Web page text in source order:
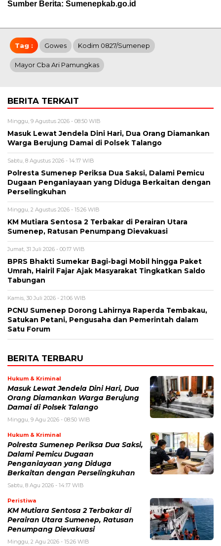
Sumber Berita: Sumenepkab.go.id
Tag : Gowes Kodim 0827/Sumenep
Mayor Cba Ari Pamungkas
BERITA TERKAIT
Minggu, 9 Agustus 2026 - 08:50 WIB
Masuk Lewat Jendela Dini Hari, Dua Orang Diamankan
Warga Berujung Damai di Polsek Talango
Sabtu, 8 Agustus 2026 - 14:17 WIB
Polresta Sumenep Periksa Dua Saksi, Dalami Pemicu
Dugaan Penganiayaan yang Diduga Berkaitan dengan
Perselingkuhan
Minggu, 2 Agustus 2026 - 15:26 WIB
KM Mutiara Sentosa 2 Terbakar di Perairan Utara
Sumenep, Ratusan Penumpang Dievakuasi
Jumat, 31 Juli 2026 - 00:17 WIB
BPRS Bhakti Sumekar Bagi-bagi Mobil hingga Paket
Umrah, Hairil Fajar Ajak Masyarakat Tingkatkan Saldo
Tabungan
Kamis, 30 Juli 2026 - 21:06 WIB
PCNU Sumenep Dorong Lahirnya Raperda Tembakau,
Satukan Petani, Pengusaha dan Pemerintah dalam
Satu Forum
BERITA TERBARU
Hukum & Kriminal
Masuk Lewat Jendela Dini Hari, Dua
Orang Diamankan Warga Berujung
Damai di Polsek Talango
Minggu, 9 Agu 2026 - 08:50 WIB
Hukum & Kriminal
Polresta Sumenep Periksa Dua Saksi,
Dalami Pemicu Dugaan
Penganiayaan yang Diduga
Berkaitan dengan Perselingkuhan
Sabtu, 8 Agu 2026 - 14:17 WIB
Peristiwa
KM Mutiara Sentosa 2 Terbakar di
Perairan Utara Sumenep, Ratusan
Penumpang Dievakuasi
Minggu, 2 Agu 2026 - 15:26 WIB